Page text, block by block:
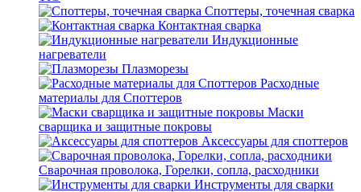
Споттеры, точечная сварка
Контактная сварка
Индукционные
нагреватели
Плазморезы
Расходные
материалы для Споттеров
Маски
сварщика и защитные покровы
Аксессуары для споттеров
Сварочная проволока, Горелки, сопла, расходники
Инструменты для сварки